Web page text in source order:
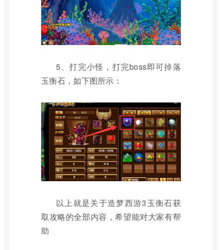
5、打完小怪，打完boss即可掉落
玉衡石，如下图所示：
以上就是关于造梦西游3玉衡石获
取攻略的全部内容，希望能对大家有帮
助